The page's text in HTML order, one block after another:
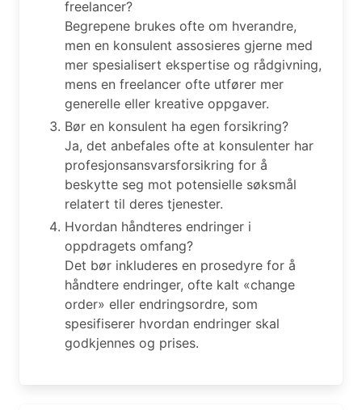
freelancer?
Begrepene brukes ofte om hverandre,
men en konsulent assosieres gjerne med
mer spesialisert ekspertise og rådgivning,
mens en freelancer ofte utfører mer
generelle eller kreative oppgaver.
Bør en konsulent ha egen forsikring?
Ja, det anbefales ofte at konsulenter har
profesjonsansvarsforsikring for å
beskytte seg mot potensielle søksmål
relatert til deres tjenester.
Hvordan håndteres endringer i
oppdragets omfang?
Det bør inkluderes en prosedyre for å
håndtere endringer, ofte kalt «change
order» eller endringsordre, som
spesifiserer hvordan endringer skal
godkjennes og prises.